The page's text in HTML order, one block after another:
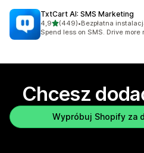
TxtCart AI: SMS Marketing
4,9na 5 gwiazdek
(449)
Łączna liczba recenzji: 449
•Bezpłatna
Spend less on SMS. Drive
Chcesz
Wypróbuj Shopify za